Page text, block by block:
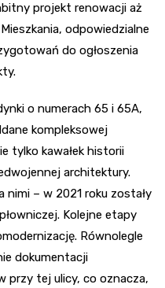
projekt renowacji aż
odpowiedzialne
do ogłoszenia
o numerach 65 i 65A,
kompleksowej
tylko kawałek historii
architektury.
nimi – w 2021 roku zostały
Kolejne etapy
Równolegle
dokumentacji
przy tej ulicy, co oznacza,